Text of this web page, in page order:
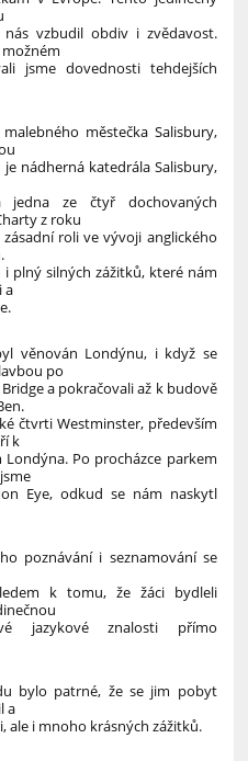
nás vzbudil obdiv i zvědavost.
jsme dovednosti tehdejších
městečka Salisbury,
nádherná katedrála Salisbury,
jedna ze čtyř dochovaných
z roku
roli ve vývoji anglického
plný silných zážitků, které nám
a
věnován Londýnu, i když se
po
a pokračovali až k budově
čtvrti Westminster, především
k
Po procházce parkem
Eye, odkud se nám naskytl
poznávání i seznamování se
k tomu, že žáci bydleli
jazykové znalosti přímo
bylo patrné, že se jim pobyt
a
ale i mnoho krásných zážitků.